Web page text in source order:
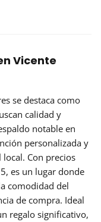
Vicente
se destaca como
calidad y
notable en
personalizada y
Con precios
es un lugar donde
comodidad del
de compra. Ideal
regalo significativo,